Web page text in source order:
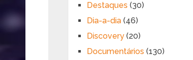
Destaques (30)
Dia-a-dia (46)
Discovery (20)
Documentários (130)